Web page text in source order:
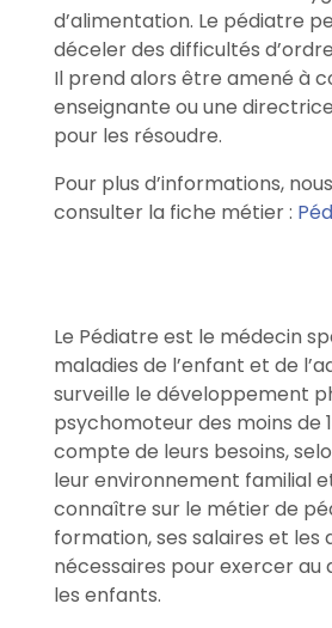
d’alimentation. Le pédiatre
déceler des difficultés
Il prend alors être amené à
enseignante ou une
pour les résoudre.
Pour plus d’informations,
consulter la fiche métier :
Le Pédiatre est le médecin
maladies de l’enfant et de
surveille le développement
psychomoteur des moins de
compte de leurs besoins,
leur environnement familial
connaître sur le métier de
formation, ses salaires et les
nécessaires pour exercer au
les enfants.